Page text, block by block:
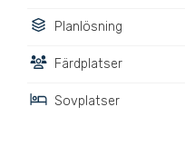
Planlösning
Färdplatser
Sovplatser